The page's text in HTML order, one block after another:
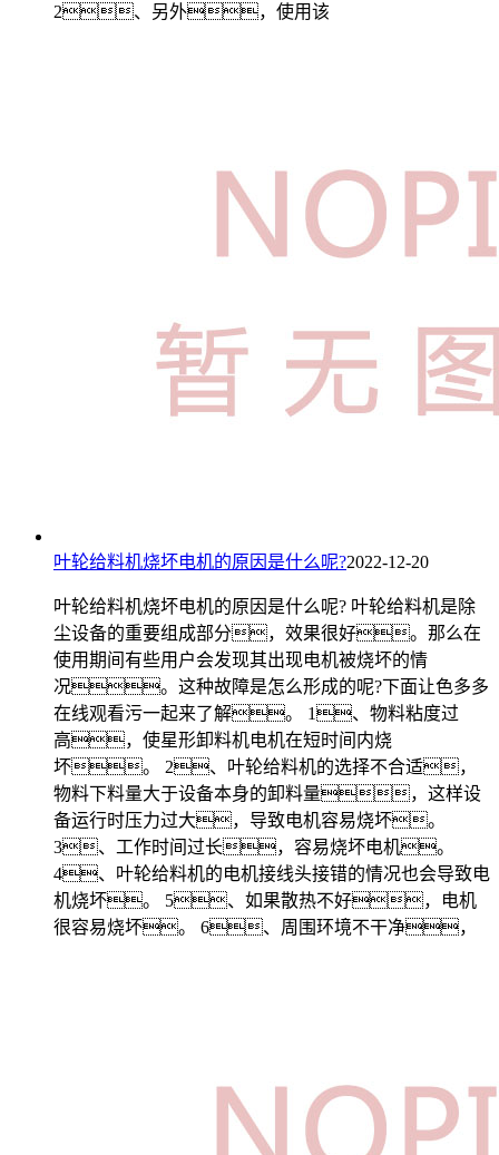
2、另外，使用该
叶轮给料机烧坏电机的原因是什么呢?2022-12-20
叶轮给料机烧坏电机的原因是什么呢? 叶轮给料机是除
尘设备的重要组成部分，效果很好。那么在
使用期间有些用户会发现其出现电机被烧坏的情
况。这种故障是怎么形成的呢?下面让色多多
在线观看污一起来了解。 1、物料粘度过
高，使星形卸料机电机在短时间内烧
坏。 2、叶轮给料机的选择不合适，
物料下料量大于设备本身的卸料量，这样设
备运行时压力过大，导致电机容易烧坏。
3、工作时间过长，容易烧坏电机。
4、叶轮给料机的电机接线头接错的情况也会导致电
机烧坏。 5、如果散热不好，电机
很容易烧坏。 6、周围环境不干净，